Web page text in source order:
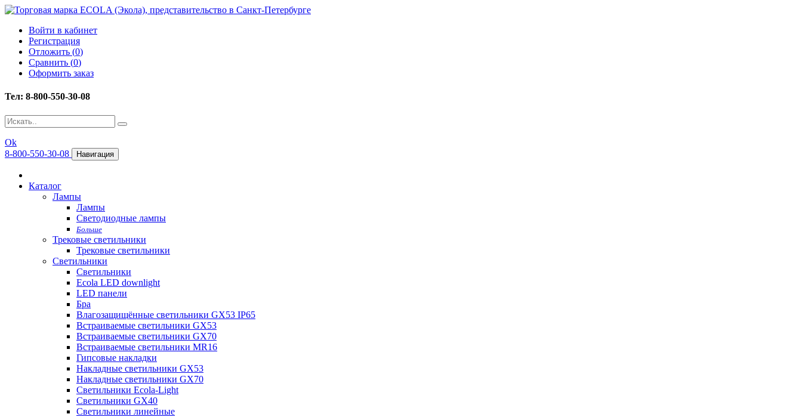
Войти в кабинет
Регистрация
Отложить (0)
Сравнить (0)
Оформить заказ
Тел: 8-800-550-30-08
Ok
8-800-550-30-08
Навигация
Каталог
Лампы
Лампы
Светодиодные лампы
Больше
Трековые светильники
Трековые светильники
Светильники
Светильники
Ecola LED downlight
LED панели
Бра
Влагозащищённые светильники GX53 IP65
Встраиваемые светильники GX53
Встраиваемые светильники GX70
Встраиваемые светильники MR16
Гипсовые накладки
Накладные светильники GX53
Накладные светильники GX70
Светильники Ecola-Light
Светильники GX40
Светильники линейные